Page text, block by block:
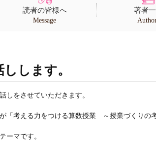
読者の皆様へ
Message
著者
します。
しをさせていただきます。
「考える力をつける算数授業 ～授業づくりの
ーマです。